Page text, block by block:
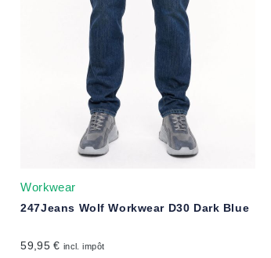
Workwear
247Jeans Wolf Workwear D30 Dark Blue
59,95 € incl. impôt